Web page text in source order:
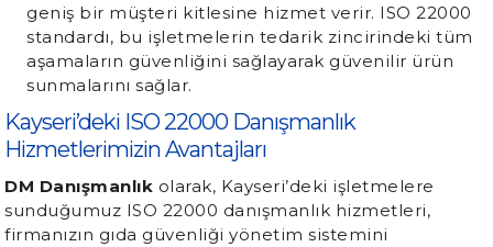
geniş bir müşteri kitlesine hizmet verir. ISO 22000
standardı, bu işletmelerin tedarik zincirindeki tüm
aşamaların güvenliğini sağlayarak güvenilir ürün
sunmalarını sağlar.
Kayseri’deki ISO 22000 Danışmanlık
Hizmetlerimizin Avantajları
DM Danışmanlık olarak, Kayseri’deki işletmelere
sunduğumuz ISO 22000 danışmanlık hizmetleri,
firmanızın gıda güvenliği yönetim sistemini